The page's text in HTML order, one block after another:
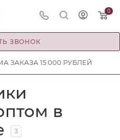
0
ЗВОНОК
15 000 РУБЛЕЙ
в
3